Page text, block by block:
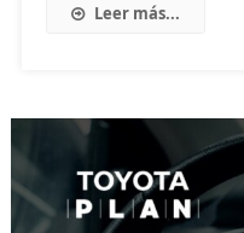
Leer más...